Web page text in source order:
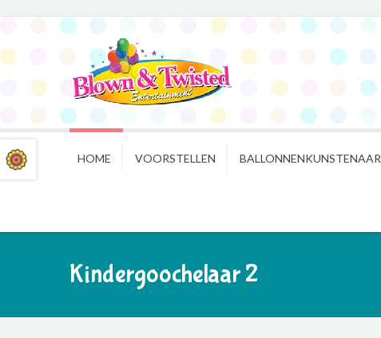
HOME VOORSTELLEN BALLONNENKUNSTENAAR
Kindergoochelaar 2